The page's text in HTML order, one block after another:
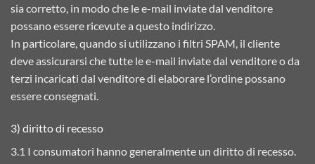
sia corretto, in modo che le e-mail inviate dal venditore
possano essere ricevute a questo indirizzo.
In particolare, quando si utilizzano i filtri SPAM, il cliente
deve assicurarsi che tutte le e-mail inviate dal venditore o da
terzi incaricati dal venditore di elaborare l’ordine possano
essere consegnati.
3) diritto di recesso
3.1 I consumatori hanno generalmente un diritto di recesso.